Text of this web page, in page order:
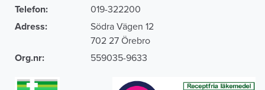
Telefon:
019-322200
Adress:
Södra Vägen 12
702 27 Örebro
Org.nr:
559035-9633